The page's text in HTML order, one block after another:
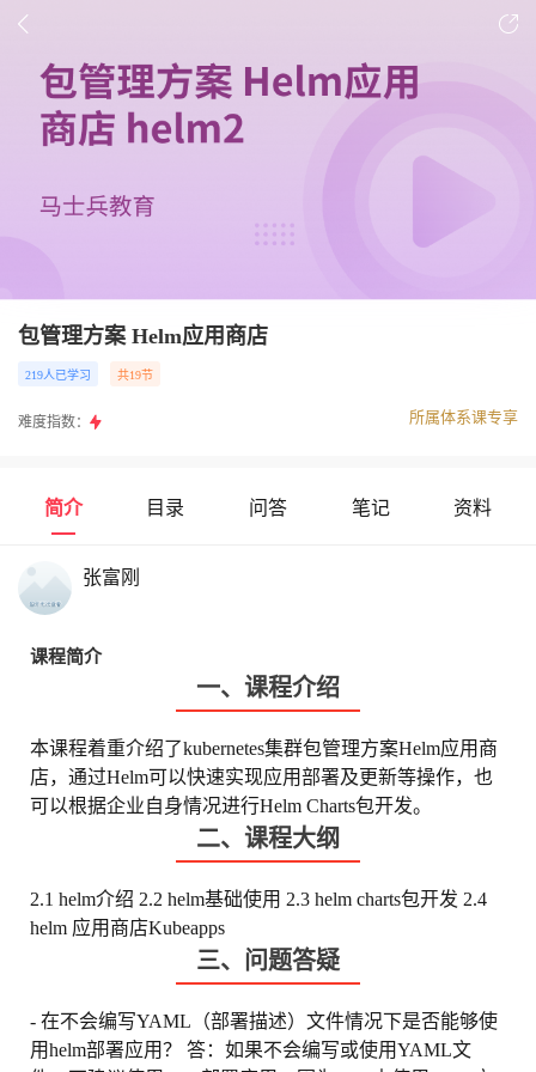
包管理方案 Helm应用商店
219人已学习 共19节
难度指数： 所属体系课专享
简介 目录 问答 笔记 资料
张富刚
课程简介
一、课程介绍
本课程着重介绍了kubernetes集群包管理方案Helm应用商
店，通过Helm可以快速实现应用部署及更新等操作，也
可以根据企业自身情况进行Helm Charts包开发。
二、课程大纲
2.1 helm介绍 2.2 helm基础使用 2.3 helm charts包开发 2.4
helm 应用商店Kubeapps
三、问题答疑
- 在不会编写YAML（部署描述）文件情况下是否能够使
用helm部署应用？
答：如果不会编写或使用YAML文